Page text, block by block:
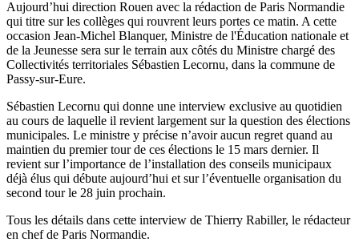
Aujourd’hui direction Rouen avec la rédaction de Paris Normandie
qui titre sur les collèges qui rouvrent leurs portes ce matin. A cette
occasion Jean-Michel Blanquer, Ministre de l'Éducation nationale et
de la Jeunesse sera sur le terrain aux côtés du Ministre chargé des
Collectivités territoriales Sébastien Lecornu, dans la commune de
Passy-sur-Eure.
Sébastien Lecornu qui donne une interview exclusive au quotidien
au cours de laquelle il revient largement sur la question des élections
municipales. Le ministre y précise n’avoir aucun regret quand au
maintien du premier tour de ces élections le 15 mars dernier. Il
revient sur l’importance de l’installation des conseils municipaux
déjà élus qui débute aujourd’hui et sur l’éventuelle organisation du
second tour le 28 juin prochain.
Tous les détails dans cette interview de Thierry Rabiller, le rédacteur
en chef de Paris Normandie.